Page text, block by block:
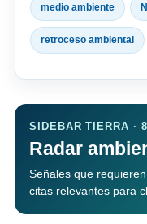
medio ambiente
retroceso ambiental
SIDEBAR TIERRA ·
Radar
Señales que
citas relevantes para